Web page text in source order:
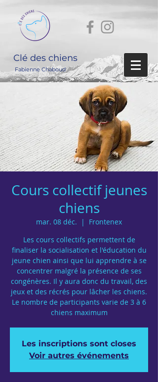
Clé des chiens
Fabienne Chaboud
Cours collectif jeunes
chiens
mar. 08 déc.
  |
Frontenex
Les cours collectifs permettent de
finaliser la socialisation et l'éducation du
jeune chien ainsi que lui apprendre à se
concentrer malgré la présence de ses
congénères. Il y aura donc du travail, des
jeux et des récrés pour lâcher les chiens.
Le nombre de participants varie de 3 à 6
chiens maximum
Les inscriptions sont closes
Voir autres événements